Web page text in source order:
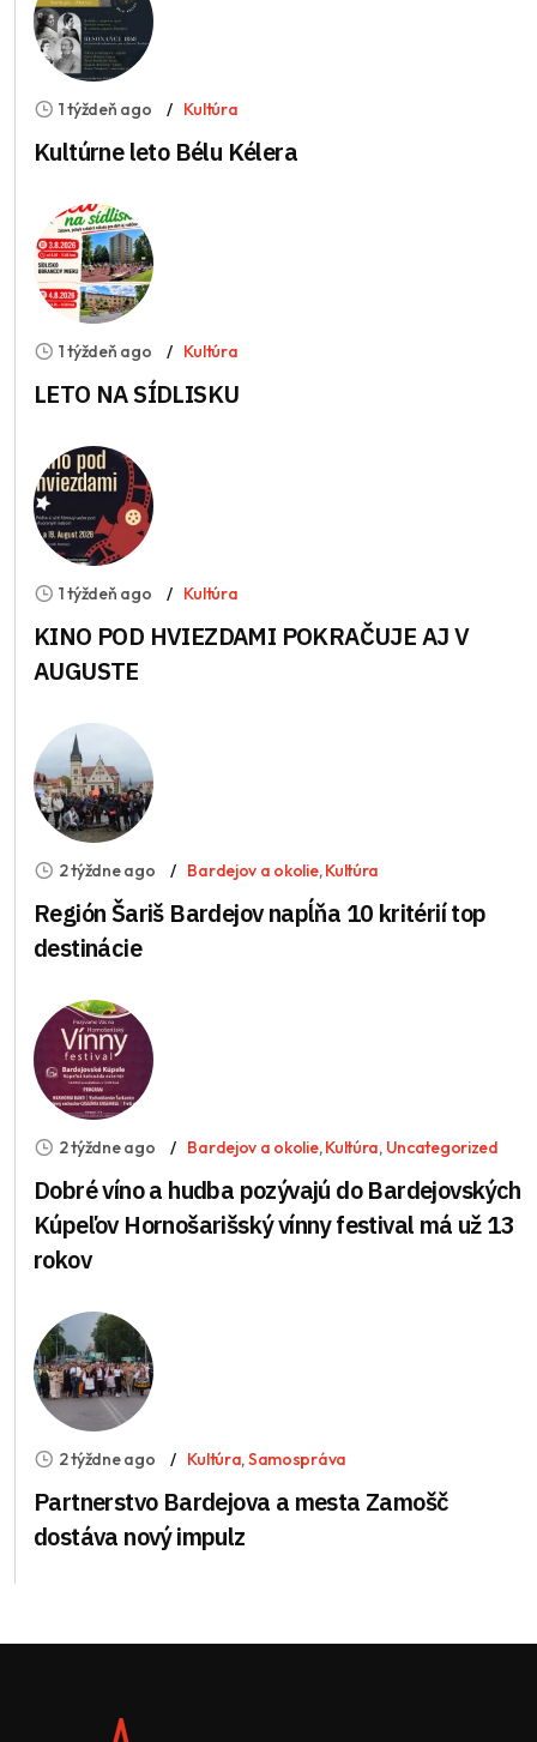
1 týždeň ago Kultúra
Kultúrne leto Bélu Kélera
1 týždeň ago Kultúra
LETO NA SÍDLISKU
1 týždeň ago Kultúra
KINO POD HVIEZDAMI POKRAČUJE AJ V
AUGUSTE
2 týždne ago Bardejov a okolie,Kultúra
Región Šariš Bardejov napĺňa 10 kritérií top
destinácie
2 týždne ago Bardejov a okolie,Kultúra, Uncategorized
Dobré víno a hudba pozývajú do Bardejovských
Kúpeľov Hornošarišský vínny festival má už 13
rokov
2 týždne ago Kultúra,Samospráva
Partnerstvo Bardejova a mesta Zamošč
dostáva nový impulz